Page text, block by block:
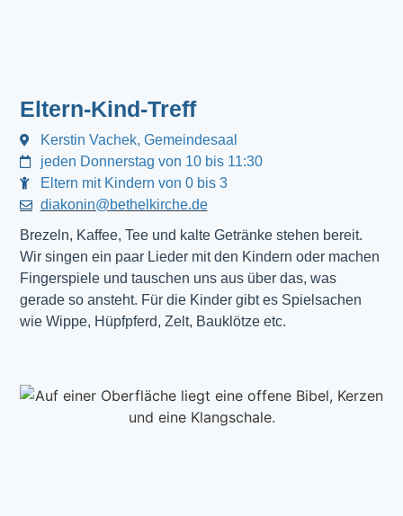
Eltern-Kind-Treff
Kerstin Vachek, Gemeindesaal
jeden Donnerstag von 10 bis 11:30
Eltern mit Kindern von 0 bis 3
diakonin@bethelkirche.de
Brezeln, Kaffee, Tee und kalte Getränke stehen bereit.
Wir singen ein paar Lieder mit den Kindern oder machen
Fingerspiele und tauschen uns aus über das, was
gerade so ansteht. Für die Kinder gibt es Spielsachen
wie Wippe, Hüpfpferd, Zelt, Bauklötze etc.